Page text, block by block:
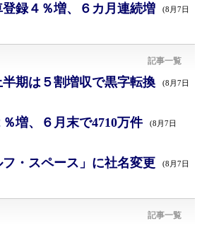
録４％増、６カ月連続増 (8月7日
記事一覧
期は５割増収で黒字転換 (8月7日
増、６月末で4710万件 (8月7日
・スペース」に社名変更 (8月7日
記事一覧